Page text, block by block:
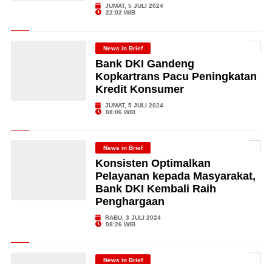
JUMAT, 5 JULI 2024
22:02 WIB
News in Brief
Bank DKI Gandeng
Kopkartrans Pacu Peningkatan
Kredit Konsumer
JUMAT, 5 JULI 2024
08:06 WIB
News in Brief
Konsisten Optimalkan
Pelayanan kepada Masyarakat,
Bank DKI Kembali Raih
Penghargaan
RABU, 3 JULI 2024
08:26 WIB
News in Brief